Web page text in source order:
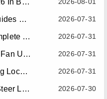
Meet RIPPA At Expointer 2026 In Brazil
2026-07-31
Wheel Loader Blog | Tips, Guides & Attachments
2026-07-31
Wheel Loader Blog: The Complete Guide To Wheel Loaders For Construction, Agriculture, And Material Handling
2026-07-31
RIPPA RS06-3 Radiator And Fan Upgrade — Effective July 10, 2026
2026-07-31
RIPPA RS06-3 Boom Welding Locating Bar Optimization — Effective July 15, 2026
2026-07-30
Mini Wheel Loader Vs Skid Steer Loader: Which Compact Machine Is Better For Your Business?